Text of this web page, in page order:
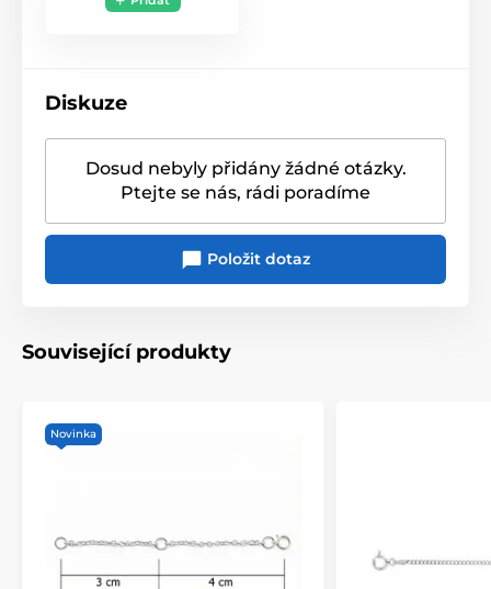
Diskuze
Dosud nebyly přidány žádné otázky.
Ptejte se nás, rádi poradíme
Položit dotaz
Související produkty
Novinka